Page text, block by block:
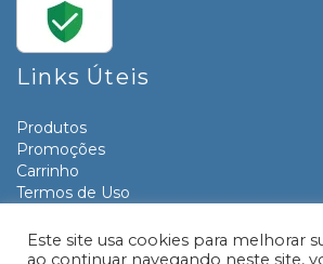
Links Úteis
Produtos
Promoções
Carrinho
Termos de Uso
Contato
Este site usa cookies para melhorar
ao continuar navegando neste site,